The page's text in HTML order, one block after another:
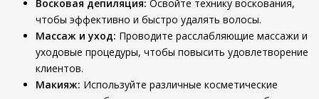
Восковая депиляция: Освойте технику воскования,
чтобы эффективно и быстро удалять волосы.
Массаж и уход: Проводите расслабляющие массажи и
уходовые процедуры, чтобы повысить удовлетворение
клиентов.
Макияж: Используйте различные косметические